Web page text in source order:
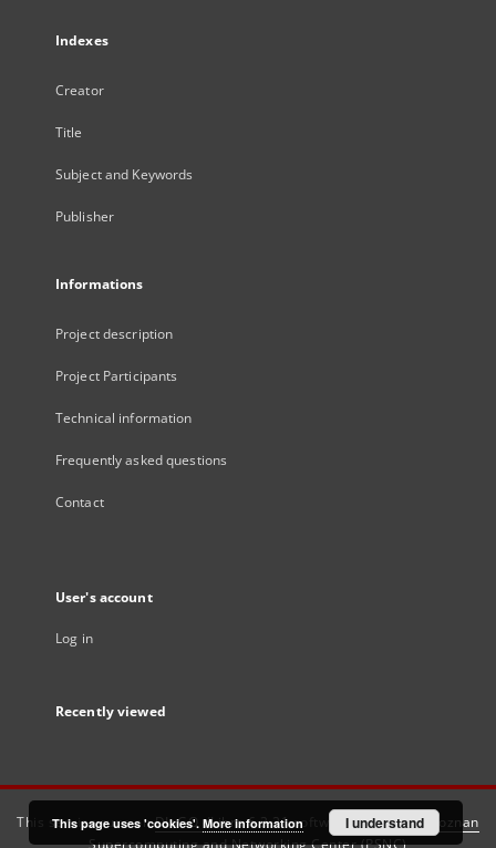
Indexes
Creator
Title
Subject and Keywords
Publisher
Informations
Project description
Project Participants
Technical information
Frequently asked questions
Contact
User's account
Log in
Recently viewed
This service runs onDInGO dLibra 6.3.21software created by
Poznan
Supercomputing and Networking Center (PSNC)
This page uses 'cookies'. More information I understand